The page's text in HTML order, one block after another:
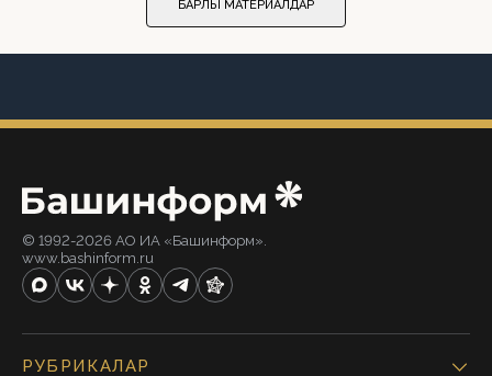
БАРЛЫҠ МАТЕРИАЛДАР
© 1992-2026 АО ИА «Башинформ».
www.bashinform.ru
РУБРИКАЛАР